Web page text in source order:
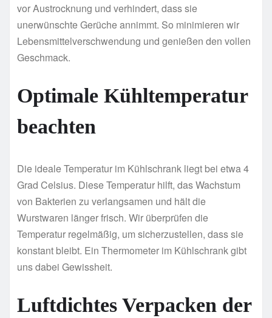
vor Austrocknung und verhindert, dass sie
unerwünschte Gerüche annimmt. So minimieren wir
Lebensmittelverschwendung und genießen den vollen
Geschmack.
Optimale Kühltemperatur
beachten
Die ideale Temperatur im Kühlschrank liegt bei etwa 4
Grad Celsius. Diese Temperatur hilft, das Wachstum
von Bakterien zu verlangsamen und hält die
Wurstwaren länger frisch. Wir überprüfen die
Temperatur regelmäßig, um sicherzustellen, dass sie
konstant bleibt. Ein Thermometer im Kühlschrank gibt
uns dabei Gewissheit.
Luftdichtes Verpacken der